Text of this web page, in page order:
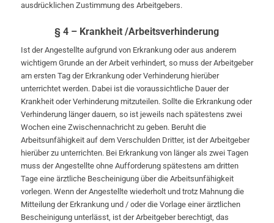
ausdrücklichen Zustimmung des Arbeitgebers.
§ 4 – Krankheit /Arbeitsverhinderung
Ist der Angestellte aufgrund von Erkrankung oder aus anderem
wichtigem Grunde an der Arbeit verhindert, so muss der Arbeitgeber
am ersten Tag der Erkrankung oder Verhinderung hierüber
unterrichtet werden. Dabei ist die voraussichtliche Dauer der
Krankheit oder Verhinderung mitzuteilen. Sollte die Erkrankung oder
Verhinderung länger dauern, so ist jeweils nach spätestens zwei
Wochen eine Zwischennachricht zu geben. Beruht die
Arbeitsunfähigkeit auf dem Verschulden Dritter, ist der Arbeitgeber
hierüber zu unterrichten. Bei Erkrankung von länger als zwei Tagen
muss der Angestellte ohne Aufforderung spätestens am dritten
Tage eine ärztliche Bescheinigung über die Arbeitsunfähigkeit
vorlegen. Wenn der Angestellte wiederholt und trotz Mahnung die
Mitteilung der Erkrankung und / oder die Vorlage einer ärztlichen
Bescheinigung unterlässt, ist der Arbeitgeber berechtigt, das